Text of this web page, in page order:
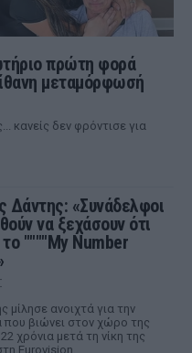
πρώτη φορά
μεταμόρφωσή
κανείς δεν φρόντισε για
Δάντης: «Συνάδελφοι
να ξεχάσουν ότι
""""My Number
μίλησε ανοιχτά για την
που βιώνει στον χώρο της
χρόνια μετά τη νίκη της
Eurovision.